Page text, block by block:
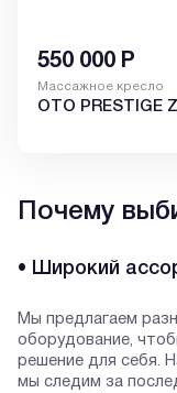
550 000 Р
Массажное кресло
OTO PRESTIGE
Почему
• Широкий
Мы предлагаем
оборудование,
решение для себя.
мы следим за